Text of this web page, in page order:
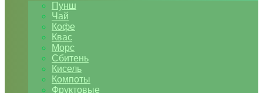
Пунш
Чай
Кофе
Квас
Морс
Сбитень
Кисель
Компоты
Фруктовые